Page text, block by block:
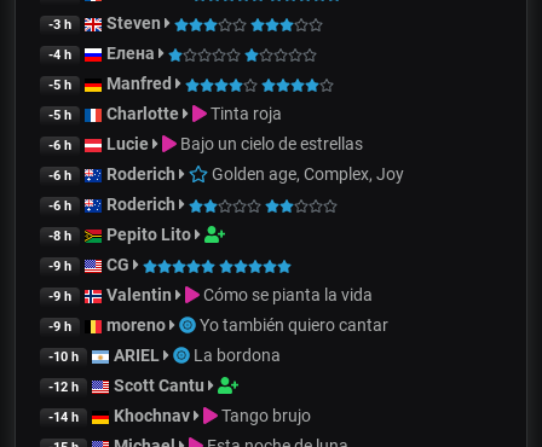
-3 h Steven
-4 h Елена
-5 h Manfred
-5 h Charlotte Tinta roja
-6 h Lucie Bajo un cielo de estrellas
-6 h Roderich Golden age, Complex, Joy
-6 h Roderich
-8 h Pepito Lito
-9 h CG
-9 h Valentin Cómo se pianta la vida
-9 h moreno Yo también quiero cantar
-10 h ARIEL La bordona
-12 h Scott Cantu
-14 h Khochnav Tango brujo